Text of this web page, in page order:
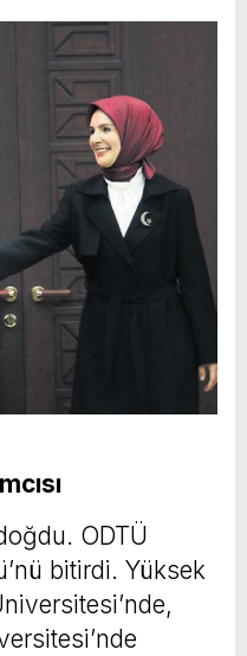
ODTÜ
bitirdi. Yüksek